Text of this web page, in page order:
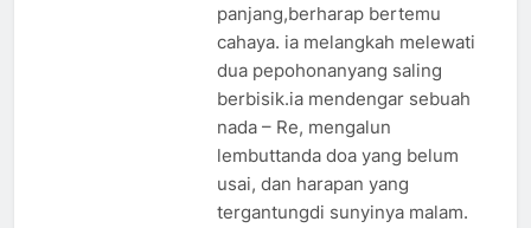
panjang,berharap bertemu
cahaya. ia melangkah melewati
dua pepohonanyang saling
berbisik.ia mendengar sebuah
nada – Re, mengalun
lembuttanda doa yang belum
usai, dan harapan yang
tergantungdi sunyinya malam.